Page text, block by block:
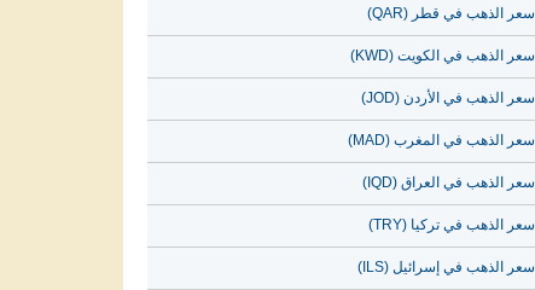
سعر الذهب في قطر (QAR)
سعر الذهب في الكويت (KWD)
سعر الذهب في الأردن (JOD)
سعر الذهب في المغرب (MAD)
سعر الذهب في العراق (IQD)
سعر الذهب في تركيا (TRY)
سعر الذهب في إسرائيل (ILS)